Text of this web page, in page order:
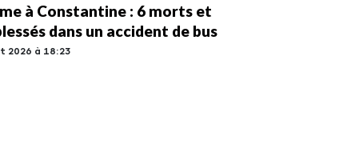
à Constantine : 6 morts et
dans un accident de bus
2026 à 18:23